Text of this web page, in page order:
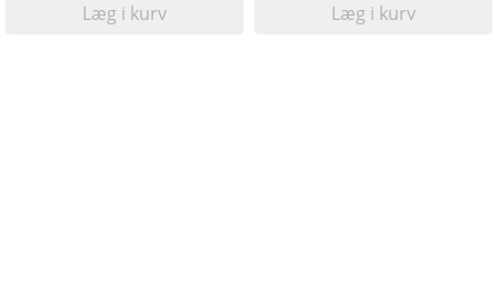
Læg i kurv Læg i kurv